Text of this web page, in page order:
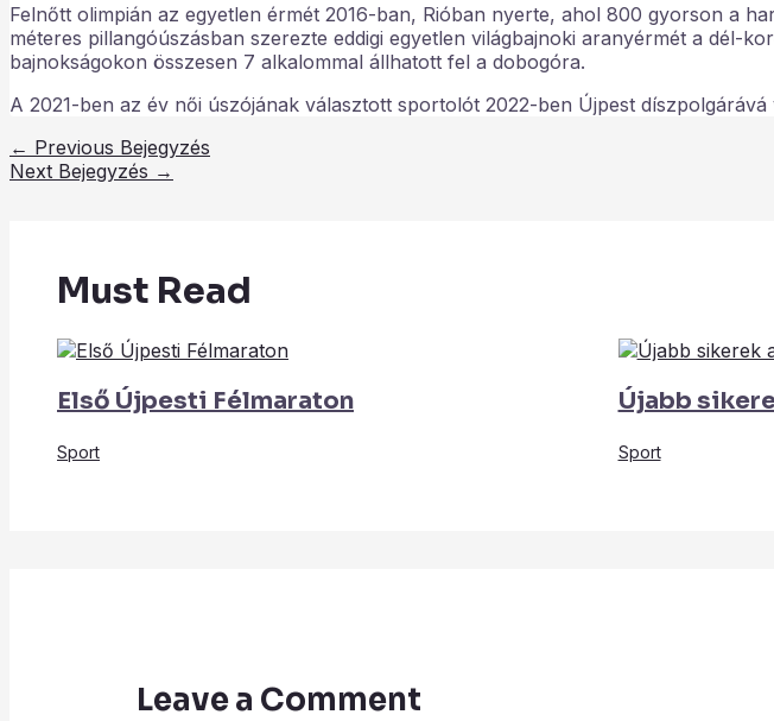
Felnőtt olimpián az egyetlen érmét 2016-ban, Rióban nyerte, ahol 800 gyorson a
méteres pillangóúszásban szerezte eddigi egyetlen világbajnoki aranyérmét a dél-
bajnokságokon összesen 7 alkalommal állhatott fel a dobogóra.
A 2021-ben az év női úszójának választott sportolót 2022-ben Újpest díszpolgárává
← Previous Bejegyzés
Next Bejegyzés →
Must Read
Első Újpesti Félmaraton
Sport
Újabb
Sport
Leave a Comment